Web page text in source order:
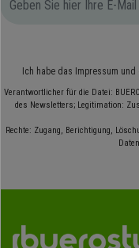
Ich habe das Impressum und
Verantwortlicher für die Datei:
des Newsletters; Legitimation:
Rechte: Zugang, Berichtigung,